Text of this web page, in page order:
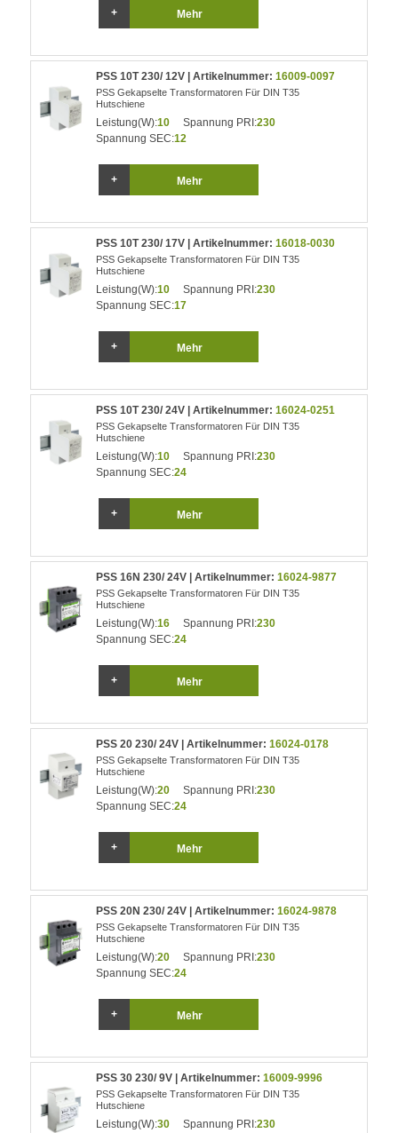
Mehr
PSS 10T 230/ 12V | Artikelnummer:16009-0097
PSS Gekapselte Transformatoren Für DIN T35
Hutschiene
Leistung(W):10 Spannung PRI:230
Spannung SEC:12
Mehr
PSS 10T 230/ 17V | Artikelnummer:16018-0030
PSS Gekapselte Transformatoren Für DIN T35
Hutschiene
Leistung(W):10 Spannung PRI:230
Spannung SEC:17
Mehr
PSS 10T 230/ 24V | Artikelnummer:16024-0251
PSS Gekapselte Transformatoren Für DIN T35
Hutschiene
Leistung(W):10 Spannung PRI:230
Spannung SEC:24
Mehr
PSS 16N 230/ 24V | Artikelnummer:16024-9877
PSS Gekapselte Transformatoren Für DIN T35
Hutschiene
Leistung(W):16 Spannung PRI:230
Spannung SEC:24
Mehr
PSS 20 230/ 24V | Artikelnummer:16024-0178
PSS Gekapselte Transformatoren Für DIN T35
Hutschiene
Leistung(W):20 Spannung PRI:230
Spannung SEC:24
Mehr
PSS 20N 230/ 24V | Artikelnummer:16024-9878
PSS Gekapselte Transformatoren Für DIN T35
Hutschiene
Leistung(W):20 Spannung PRI:230
Spannung SEC:24
Mehr
PSS 30 230/ 9V | Artikelnummer:16009-9996
PSS Gekapselte Transformatoren Für DIN T35
Hutschiene
Leistung(W):30 Spannung PRI:230